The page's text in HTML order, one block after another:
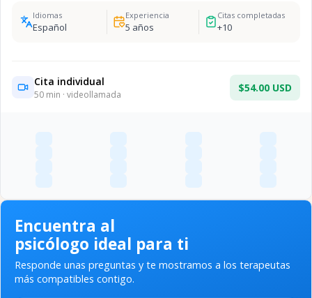
Idiomas
Español
Experiencia
5 años
Citas completadas
+10
Cita individual
50 min · videollamada
$54.00 USD
Encuentra al
psicólogo ideal para ti
Responde unas preguntas y te mostramos a los terapeutas
más compatibles contigo.